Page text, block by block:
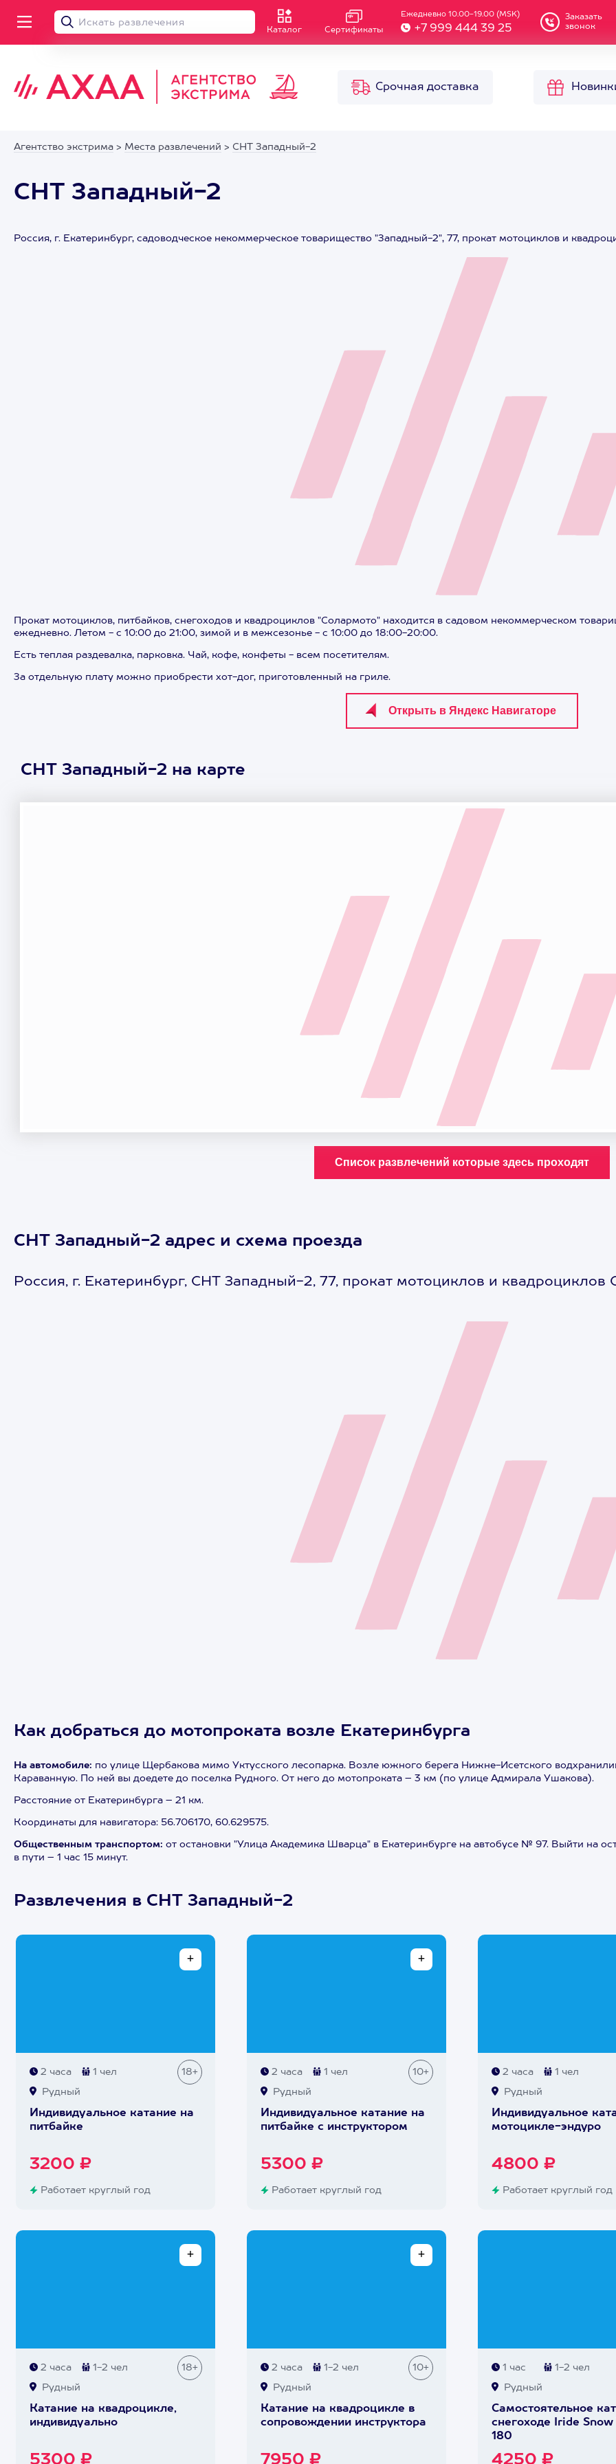
Каталог Сертификаты
Ежедневно 10.00-19.00 (MSK)
+7 999 444 39 25
Заказать
звонок
Срочная доставка
Агентство экстрима > Места развлечений > СНТ Западный-2
СНТ Западный-2
Россия, г. Екатеринбург, садоводческое некоммерческое товарищество "Западный-2", 77, прокат мотоциклов и
Прокат мотоциклов, питбайков, снегоходов и квадроциклов "Солармото" находится в садовом некоммерческом
ежедневно. Летом - с 10:00 до 21:00, зимой и в межсезонье - с 10:00 до 18:00-20:00.
Есть теплая раздевалка, парковка. Чай, кофе, конфеты - всем посетителям.
За отдельную плату можно приобрести хот-дог, приготовленный на гриле.
СНТ Западный-2 на карте
СНТ Западный-2 адрес и схема проезда
Россия, г. Екатеринбург, СНТ Западный-2, 77, прокат мотоциклов и квадроциклов
Как добраться до мотопроката возле Екатеринбурга
На автомобиле: по улице Щербакова мимо Уктусского лесопарка. Возле южного берега Нижне-Исетского
Караванную. По ней вы доедете до поселка Рудного. От него до мотопроката – 3 км (по улице Адмирала Ушакова).
Расстояние от Екатеринбурга – 21 км.
Координаты для навигатора: 56.706170, 60.629575.
Общественным транспортом: от остановки "Улица Академика Шварца" в Екатеринбурге на автобусе № 97. Выйти на
в пути – 1 час 15 минут.
Развлечения в СНТ Западный-2
2 часа 1 чел 18+
Рудный
Индивидуальное катание на
питбайке
3200 ₽
Работает круглый год
2 часа 1 чел 10+
Рудный
Индивидуальное катание на
питбайке с инструктором
5300 ₽
Работает круглый год
2 часа 1 чел
Рудный
Индивидуальное
мотоцикле-эндуро
4800 ₽
Работает круглый год
2 часа 1-2 чел 18+
Рудный
Катание на квадроцикле,
индивидуально
5300 ₽
2 часа 1-2 чел 10+
Рудный
Катание на квадроцикле в
сопровождении инструктора
7950 ₽
1 час 1-2 чел
Рудный
Самостоятельное
снегоходе Iride
180
4250 ₽